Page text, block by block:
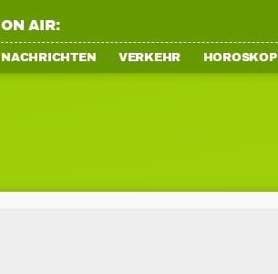
ON AIR:
NACHRICHTEN VERKEHR HOROSKOP